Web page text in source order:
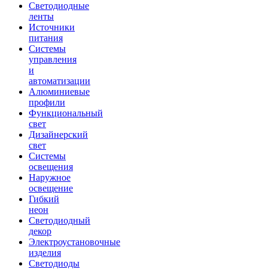
Светодиодные
ленты
Источники
питания
Системы
управления
и
автоматизации
Алюминиевые
профили
Функциональный
свет
Дизайнерский
свет
Системы
освещения
Наружное
освещение
Гибкий
неон
Светодиодный
декор
Электроустановочные
изделия
Светодиоды